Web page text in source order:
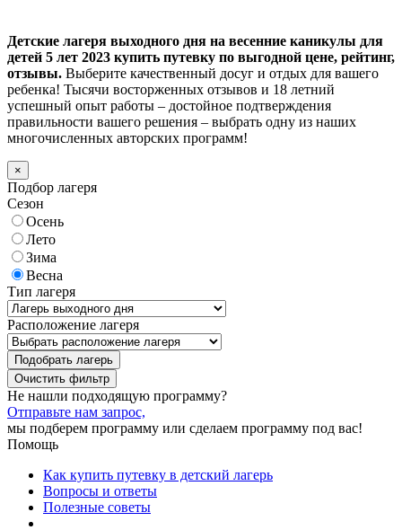
Детские лагеря выходного дня на весенние каникулы для
детей 5 лет 2023 купить путевку по выгодной цене, рейтинг,
отзывы. Выберите качественный досуг и отдых для вашего
ребенка! Тысячи восторженных отзывов и 18 летний
успешный опыт работы – достойное подтверждения
правильности вашего решения – выбрать одну из наших
многочисленных авторских программ!
×
Подбор лагеря
Сезон
Осень
Лето
Зима
Весна
Тип лагеря
Расположение лагеря
Подобрать лагерь
Не нашли подходящую программу?
Отправьте нам запрос,
мы подберем программу или сделаем программу под вас!
Помощь
Как купить путевку в детский лагерь
Вопросы и ответы
Полезные советы